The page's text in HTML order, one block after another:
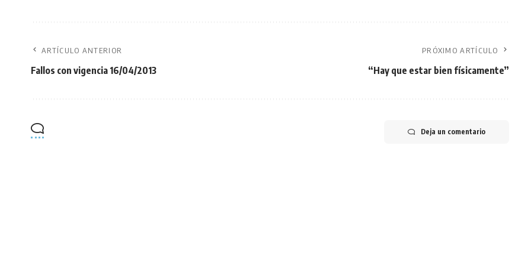
ARTÍCULO ANTERIOR
Fallos con vigencia 16/04/2013
PRÓXIMO ARTÍCULO
“Hay que estar bien físicamente”
Deja un comentario